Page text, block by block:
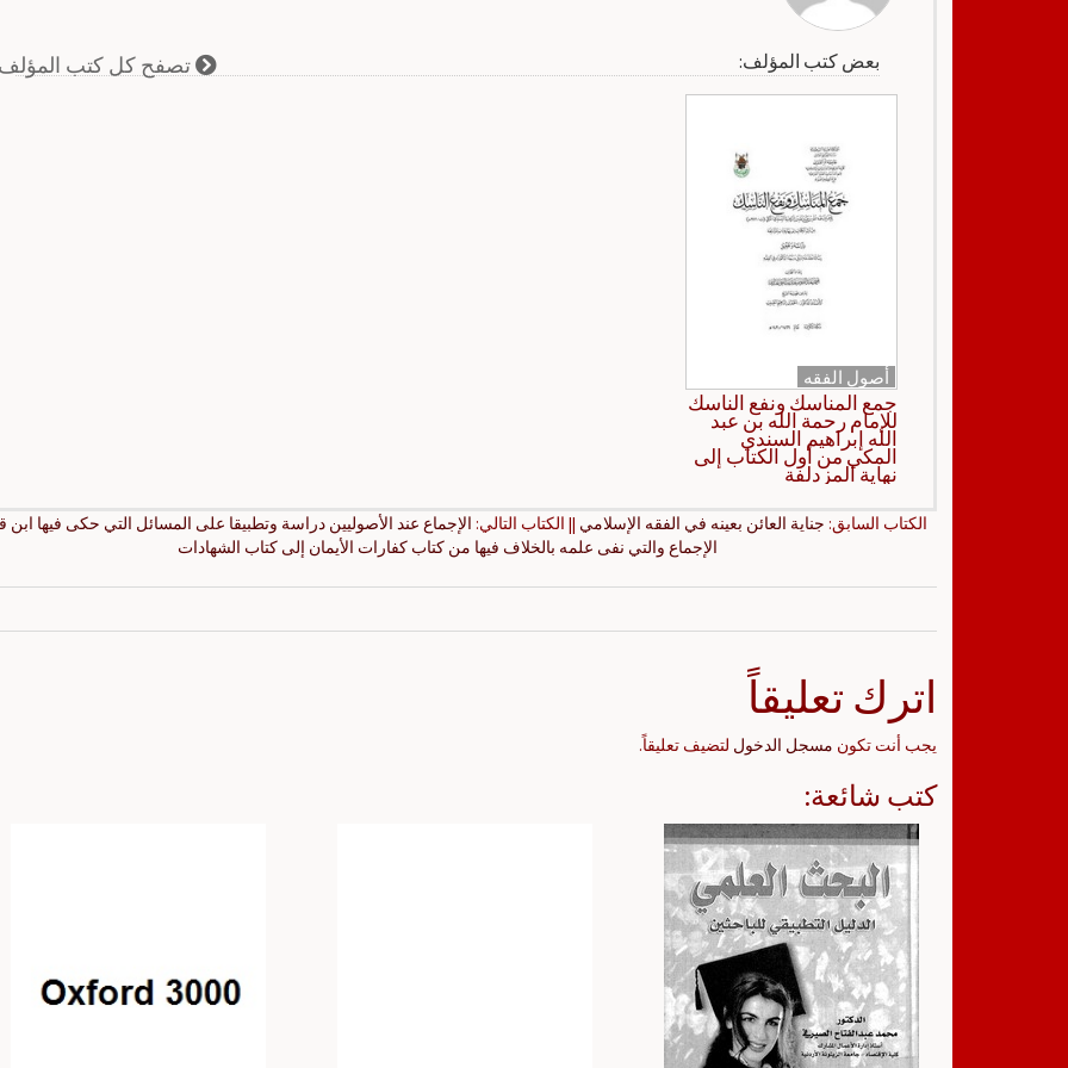
بعض كتب المؤلف: تصفح كل كتب
أصول الفقه
جمع المناسك ونفع الناسك
للإمام رحمة الله بن عبد
الله إبراهيم السندي
المكي من أول الكتاب إلى
نهاية المزدلفة
الكتاب السابق: جناية العائن بعينه في الفقه الإسلامي || الكتاب التالي: الإجماع عند الأصوليين دراسة وتطبيقا على المسائل التي حكى فيها ابن
الإجماع والتي نفى علمه بالخلاف فيها من كتاب كفارات الأيمان إلى كتاب الشهادات
اترك تعليقاً
يجب أنت تكون مسجل الدخول لتضيف تعليقاً.
كتب شائعة: